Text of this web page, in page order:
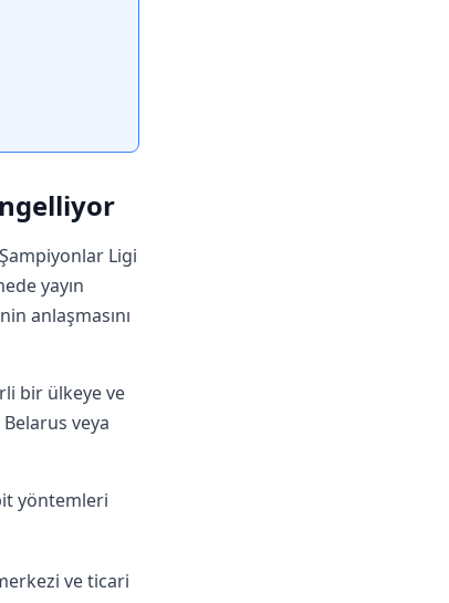
Ligi
yayın
anlaşmasını
bir ülkeye ve
veya
yöntemleri
ve ticari